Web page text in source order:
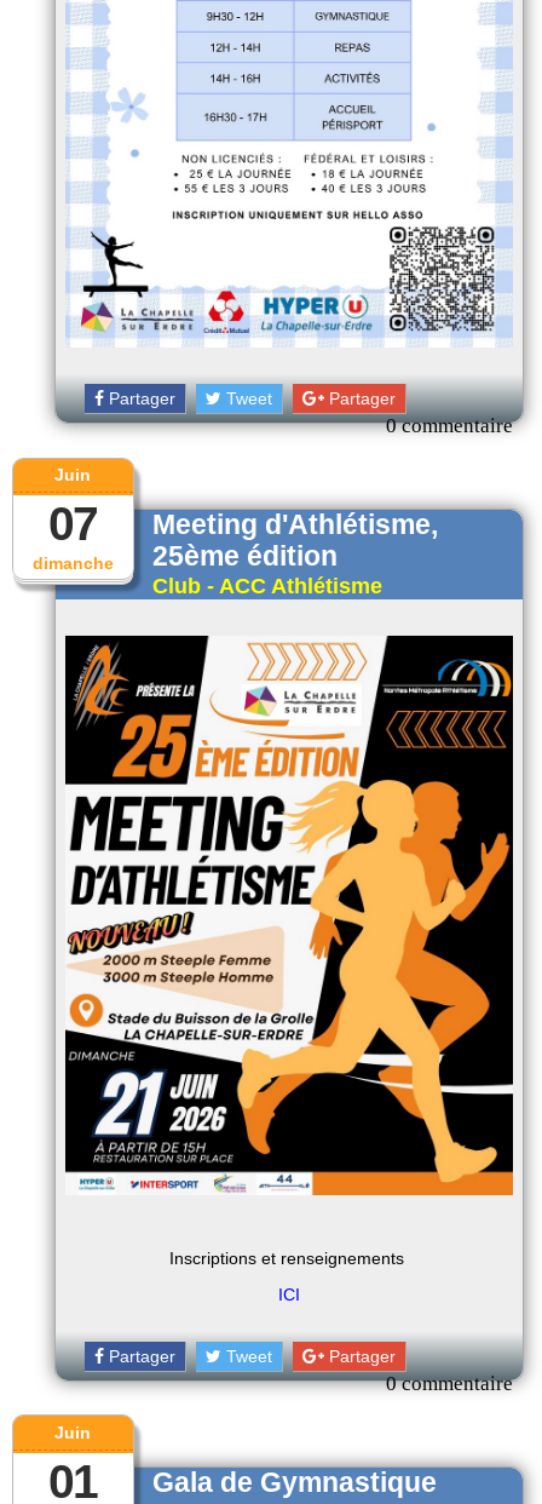
Partager Tweet Partager
0 commentaire
dimanche
Juin
07
Meeting d'Athlétisme,
25ème édition
Club - ACC Athlétisme
Inscriptions et renseignements
ICI
Partager Tweet Partager
0 commentaire
Juin
01 Gala de Gymnastique